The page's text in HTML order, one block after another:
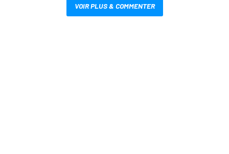
VOIR PLUS & COMMENTER